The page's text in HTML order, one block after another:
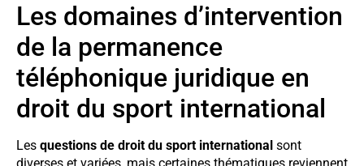
Les domaines d’intervention
de la permanence
téléphonique juridique en
droit du sport international
Les questions de droit du sport international sont